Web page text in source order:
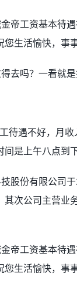
帝工资基本待
生活愉快，事事
去吗？一看就
待遇不好，月
是上午八点到
股份有限公司
其次公司主营业
帝工资基本待
生活愉快，事事